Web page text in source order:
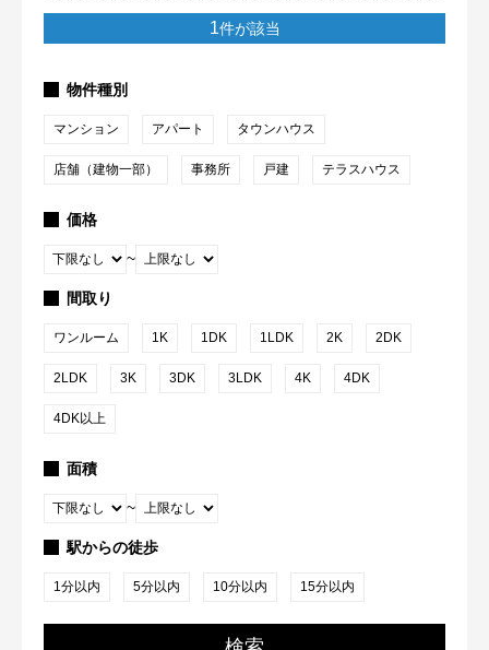
1件が該当
物件種別
マンション アパート タウンハウス
店舗（建物一部） 事務所 戸建 テラスハウス
価格
~
間取り
ワンルーム 1K 1DK 1LDK 2K 2DK
2LDK 3K 3DK 3LDK 4K 4DK
4DK以上
面積
~
駅からの徒歩
1分以内 5分以内 10分以内 15分以内